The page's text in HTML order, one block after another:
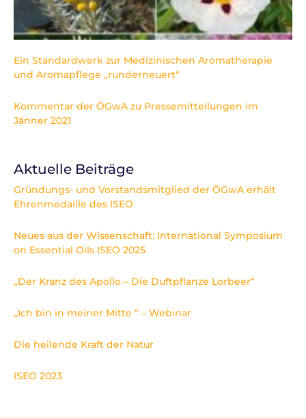
Ein Standardwerk zur Medizinischen Aromatherapie
und Aromapflege „runderneuert“
Kommentar der ÖGwA zu Pressemitteilungen im
Jänner 2021
Aktuelle Beiträge
Gründungs- und Vorstandsmitglied der ÖGwA erhält
Ehrenmedaille des ISEO
Neues aus der Wissenschaft: International Symposium
on Essential Oils ISEO 2025
„Der Kranz des Apollo – Die Duftpflanze Lorbeer“
„Ich bin in meiner Mitte “ – Webinar
Die heilende Kraft der Natur
ISEO 2023